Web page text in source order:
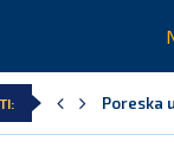
Poreska
Laković:
Crna
EPCG:
Spajić: